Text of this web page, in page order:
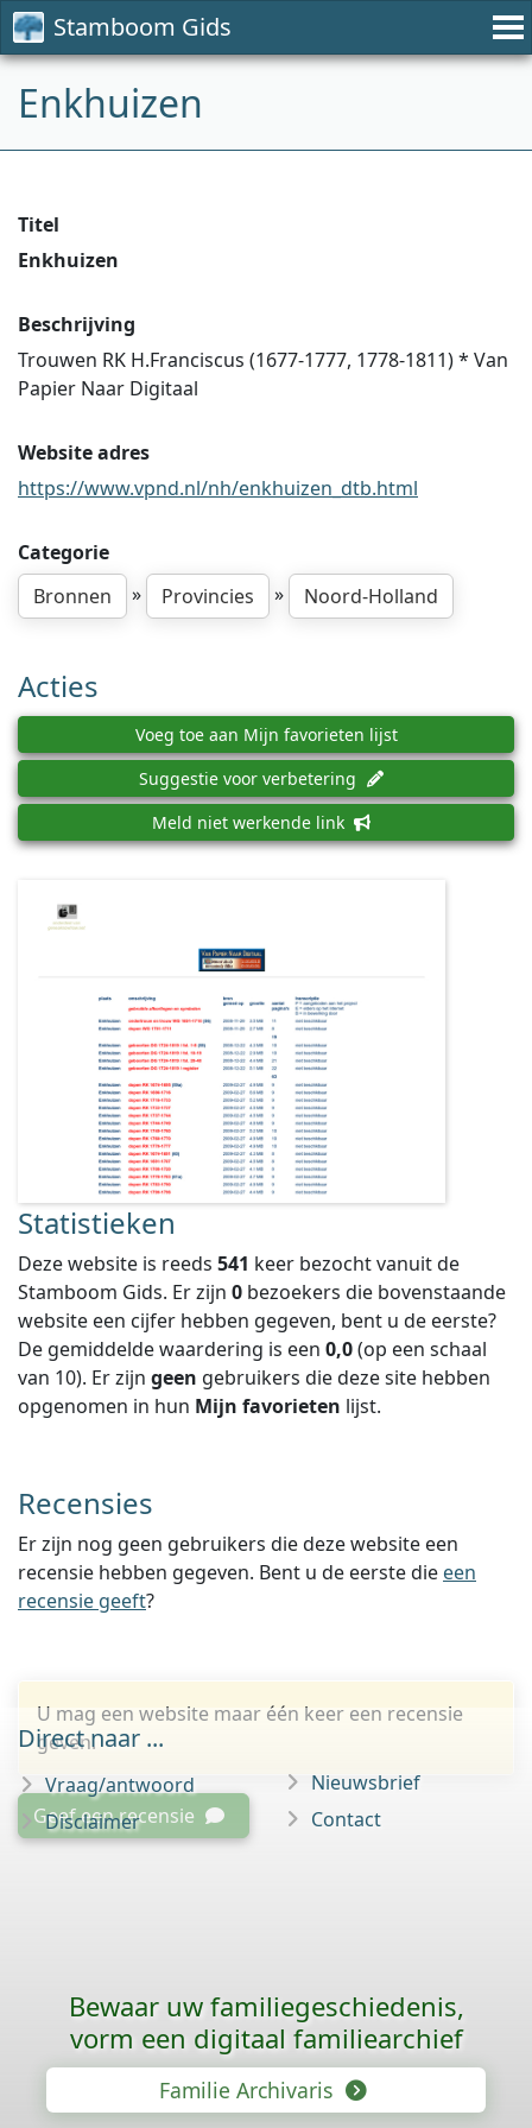
Stamboom Gids
Enkhuizen
Titel
Enkhuizen
Beschrijving
Trouwen RK H.Franciscus (1677-1777, 1778-1811) * Van
Papier Naar Digitaal
Website adres
https://www.vpnd.nl/nh/enkhuizen_dtb.html
Categorie
Bronnen
» Provincies » Noord-Holland
Acties
Voeg toe aan Mijn favorieten lijst
Suggestie voor verbetering
Meld niet werkende link
Statistieken
Deze website is reeds 541 keer bezocht vanuit de
Stamboom Gids. Er zijn 0 bezoekers die bovenstaande
website een cijfer hebben gegeven, bent u de eerste?
De gemiddelde waardering is een 0,0(op een schaal
van 10). Er zijn geen gebruikers die deze site hebben
opgenomen in hun Mijn favorieten lijst.
Recensies
Er zijn nog geen gebruikers die deze website een
recensie hebben gegeven. Bent u de eerste die een
recensie geeft?
U mag een website maar één keer een recensie
geven.
Geef een recensie
Direct naar ...
Vraag/antwoord
Disclaimer
Nieuwsbrief
Contact
Bewaar uw familie­geschiedenis,
vorm een digitaal familiearchief
Familie Archivaris